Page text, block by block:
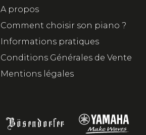
A propos
Comment choisir son piano ?
Informations pratiques
Conditions Générales de Vente
Mentions légales